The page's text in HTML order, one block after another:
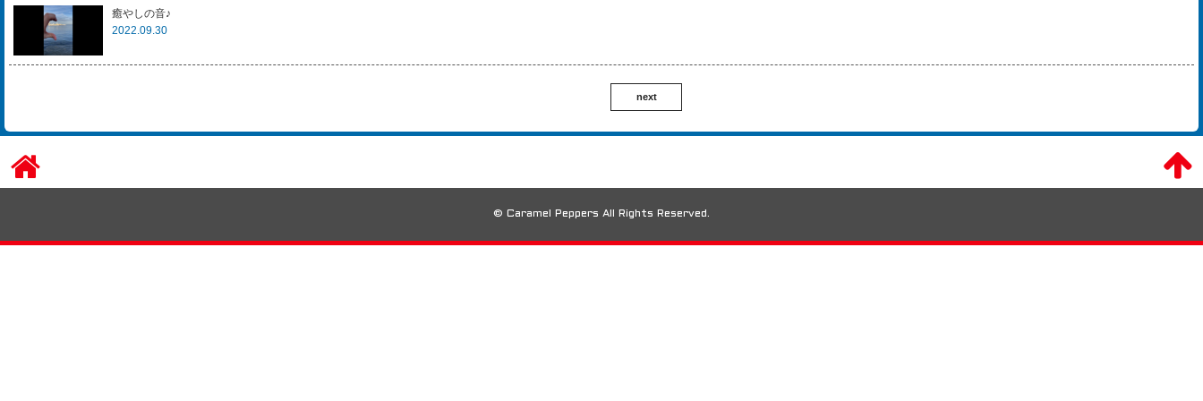
癒やしの音♪
2022.09.30
next
© Caramel Peppers All Rights Reserved.